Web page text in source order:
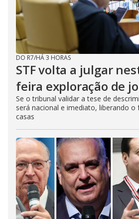
DO R7/HÁ 3 HORAS
STF volta a julgar
feira exploração de
Se o tribunal validar a tese de
será nacional e imediato, liberando o
casas